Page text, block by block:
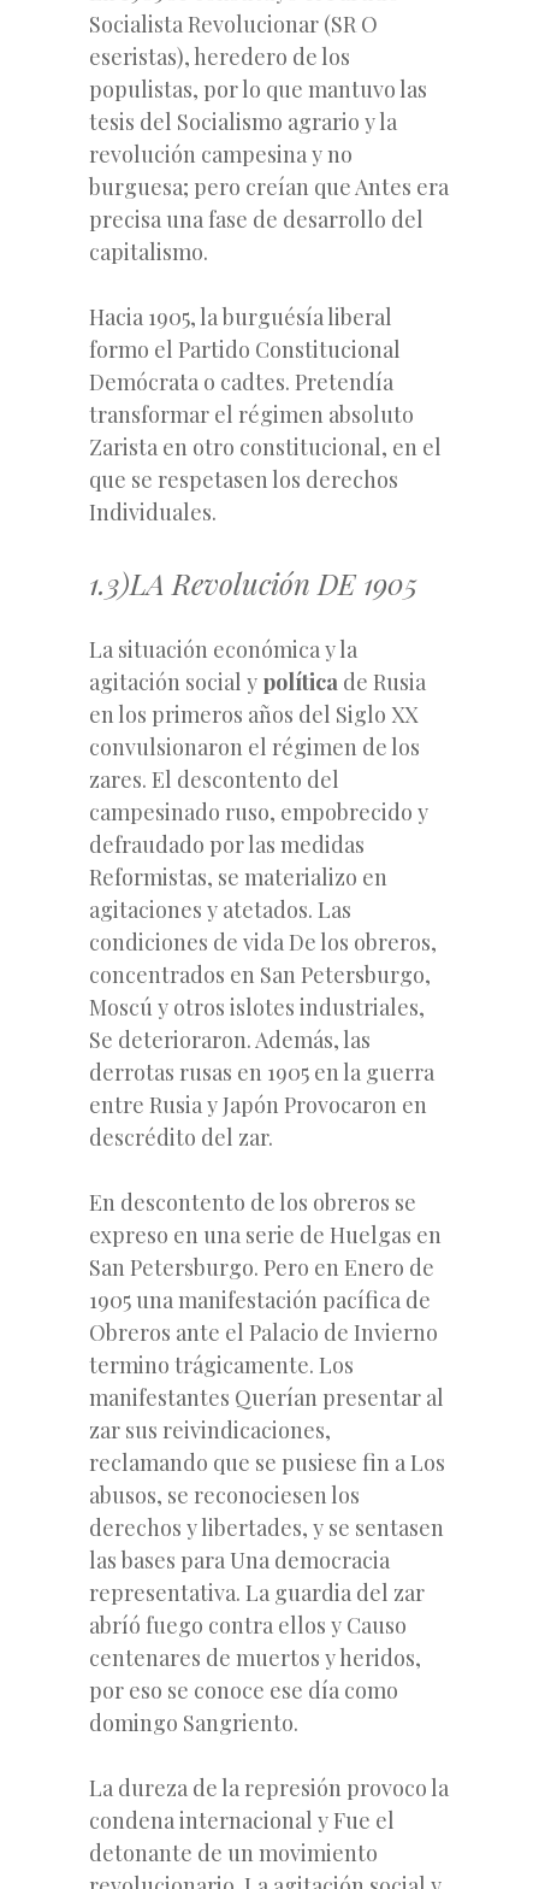
Socialista Revolucionar (SR O
eseristas), heredero de los
populistas, por lo que mantuvo las
tesis del Socialismo agrario y la
revolución campesina y no
burguesa; pero creían que Antes era
precisa una fase de desarrollo del
capitalismo.
Hacia 1905, la burguésía liberal
formo el Partido Constitucional
Demócrata o cadtes. Pretendía
transformar el régimen absoluto
Zarista en otro constitucional, en el
que se respetasen los derechos
Individuales.
1.3)LA Revolución DE 1905
La situación económica y la
agitación social y política de Rusia
en los primeros años del Siglo XX
convulsionaron el régimen de los
zares. El descontento del
campesinado ruso, empobrecido y
defraudado por las medidas
Reformistas, se materializo en
agitaciones y atetados. Las
condiciones de vida De los obreros,
concentrados en San Petersburgo,
Moscú y otros islotes industriales,
Se deterioraron. Además, las
derrotas rusas en 1905 en la guerra
entre Rusia y Japón Provocaron en
descrédito del zar.
En descontento de los obreros se
expreso en una serie de Huelgas en
San Petersburgo. Pero en Enero de
1905 una manifestación pacífica de
Obreros ante el Palacio de Invierno
termino trágicamente. Los
manifestantes Querían presentar al
zar sus reivindicaciones,
reclamando que se pusiese fin a Los
abusos, se reconociesen los
derechos y libertades, y se sentasen
las bases para Una democracia
representativa. La guardia del zar
abríó fuego contra ellos y Causo
centenares de muertos y heridos,
por eso se conoce ese día como
domingo Sangriento.
La dureza de la represión provoco la
condena internacional y Fue el
detonante de un movimiento